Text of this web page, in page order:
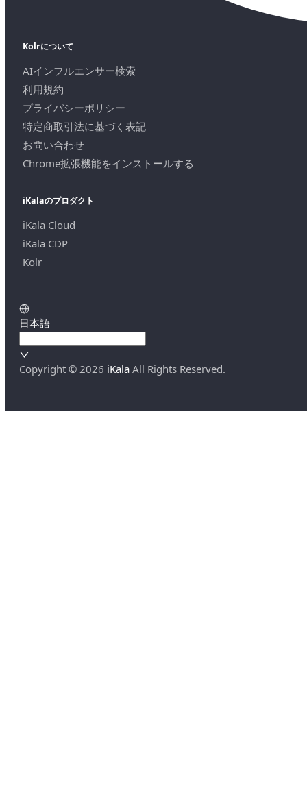
Kolrについて
AIインフルエンサー検索
利用規約
プライバシーポリシー
特定商取引法に基づく表記
お問い合わせ
Chrome拡張機能をインストールする
iKalaのプロダクト
iKala Cloud
iKala CDP
Kolr
日本語
Copyright © 2026 iKala All Rights Reserved.